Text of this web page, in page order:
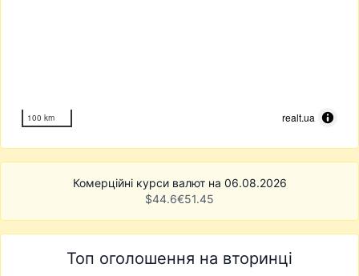
100 km realt.ua
Комерційні курси валют на 06.08.2026
$44.6€51.45
Топ оголошення на вторинці